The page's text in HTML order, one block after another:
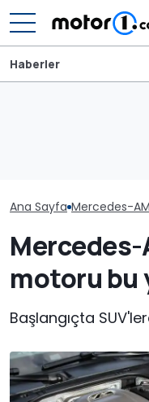
Haberler
Ana Sayfa Mercedes-
Mercedes-
motoru bu
Başlangıçta